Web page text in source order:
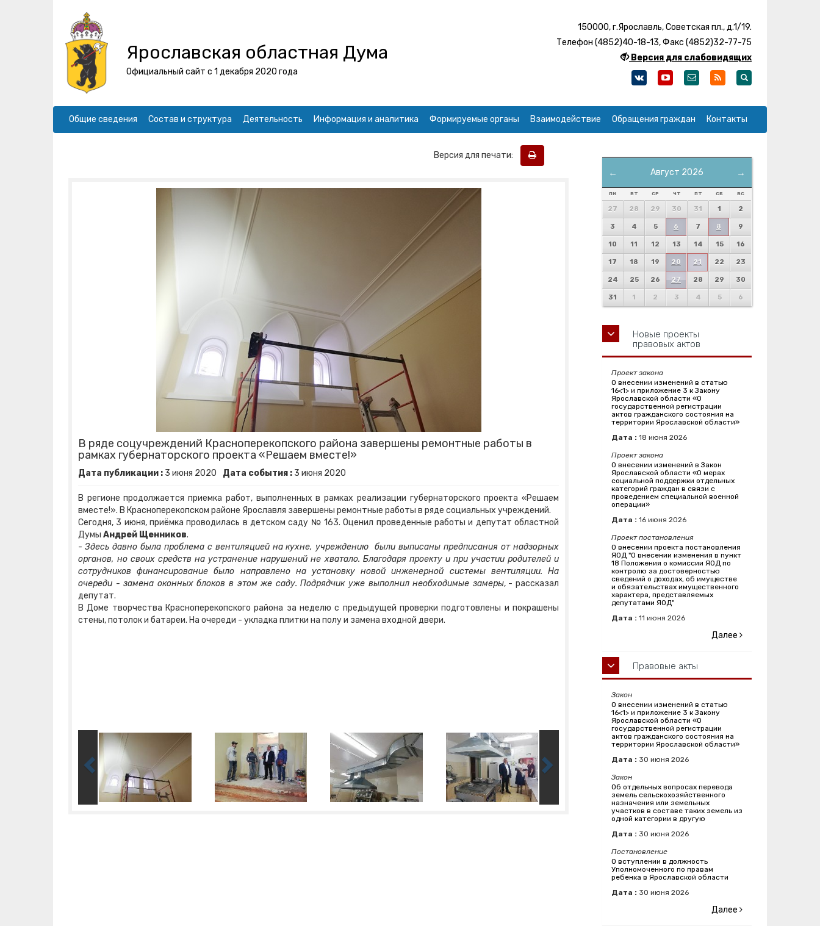
Ярославская областная Дума
Официальный сайт с 1 декабря 2020 года
150000, г.Ярославль, Советская пл., д.1/19.
Телефон (4852)40-18-13, Факс (4852)32-77-75
Версия для слабовидящих
Общие сведения Состав и структура Деятельность Информация и аналитика Формируемые органы Взаимодействие Обращения граждан Контакты
Версия для печати:
В ряде соцучреждений Красноперекопского района завершены ремонтные работы в
рамках губернаторского проекта «Решаем вместе!»
Дата публикации : 3 июня 2020 Дата события : 3 июня 2020
В регионе продолжается приемка работ, выполненных в рамках реализации губернаторского проекта «Решаем
вместе!». В Красноперекопском районе Ярославля завершены ремонтные работы в ряде социальных учреждений.
Сегодня, 3 июня, приёмка проводилась в детском саду № 163. Оценил проведенные работы и депутат областной
Думы Андрей Щенников.
- Здесь давно была проблема с вентиляцией на кухне, учреждению были выписаны предписания от надзорных
органов, но своих средств на устранение нарушений не хватало. Благодаря проекту и при участии родителей и
сотрудников финансирование было направлено на установку новой инженерной системы вентиляции. На
очереди - замена оконных блоков в этом же саду. Подрядчик уже выполнил необходимые замеры, - рассказал
депутат.
В Доме творчества Красноперекопского района за неделю с предыдущей проверки подготовлены и покрашены
стены, потолок и батареи. На очереди - укладка плитки на полу и замена входной двери.
← →
Август 2026
ПН ВТ СР ЧТ ПТ СБ ВС
27 28 29 30 31 1 2
3 4 5 6 7 8 9
10 11 12 13 14 15 16
17 18 19 20 21 22 23
24 25 26 27 28 29 30
31 1 2 3 4 5 6
Новые проекты
правовых актов
Проект закона
О внесении изменений в статью
16<1> и приложение 3 к Закону
Ярославской области «О
государственной регистрации
актов гражданского состояния на
территории Ярославской области»
Дата : 18 июня 2026
Проект закона
О внесении изменений в Закон
Ярославской области «О мерах
социальной поддержки отдельных
категорий граждан в связи с
проведением специальной военной
операции»
Дата : 16 июня 2026
Проект постановления
О внесении проекта постановления
ЯОД "О внесении изменения в пункт
18 Положения о комиссии ЯОД по
контролю за достоверностью
сведений о доходах, об имуществе
и обязательствах имущественного
характера, представляемых
депутатами ЯОД"
Дата : 11 июня 2026
Далее
Правовые акты
Закон
О внесении изменений в статью
16<1> и приложение 3 к Закону
Ярославской области «О
государственной регистрации
актов гражданского состояния на
территории Ярославской области»
Дата : 30 июня 2026
Закон
Об отдельных вопросах перевода
земель сельскохозяйственного
назначения или земельных
участков в составе таких земель из
одной категории в другую
Дата : 30 июня 2026
Постановление
О вступлении в должность
Уполномоченного по правам
ребенка в Ярославской области
Дата : 30 июня 2026
Далее